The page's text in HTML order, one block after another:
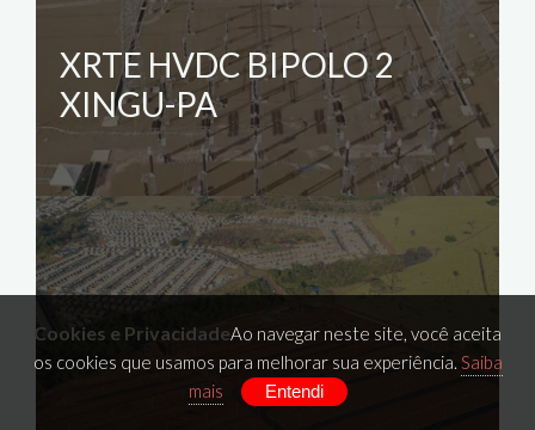
XRTE HVDC BIPOLO 2
XINGU-PA
Cookies e PrivacidadeAo navegar neste site, você aceita
os cookies que usamos para melhorar sua experiência. Saiba
mais
Entendi